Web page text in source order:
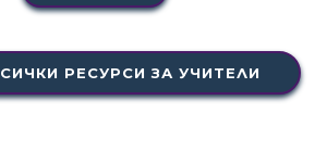
РЕСУРСИ ЗА УЧИТЕЛИ